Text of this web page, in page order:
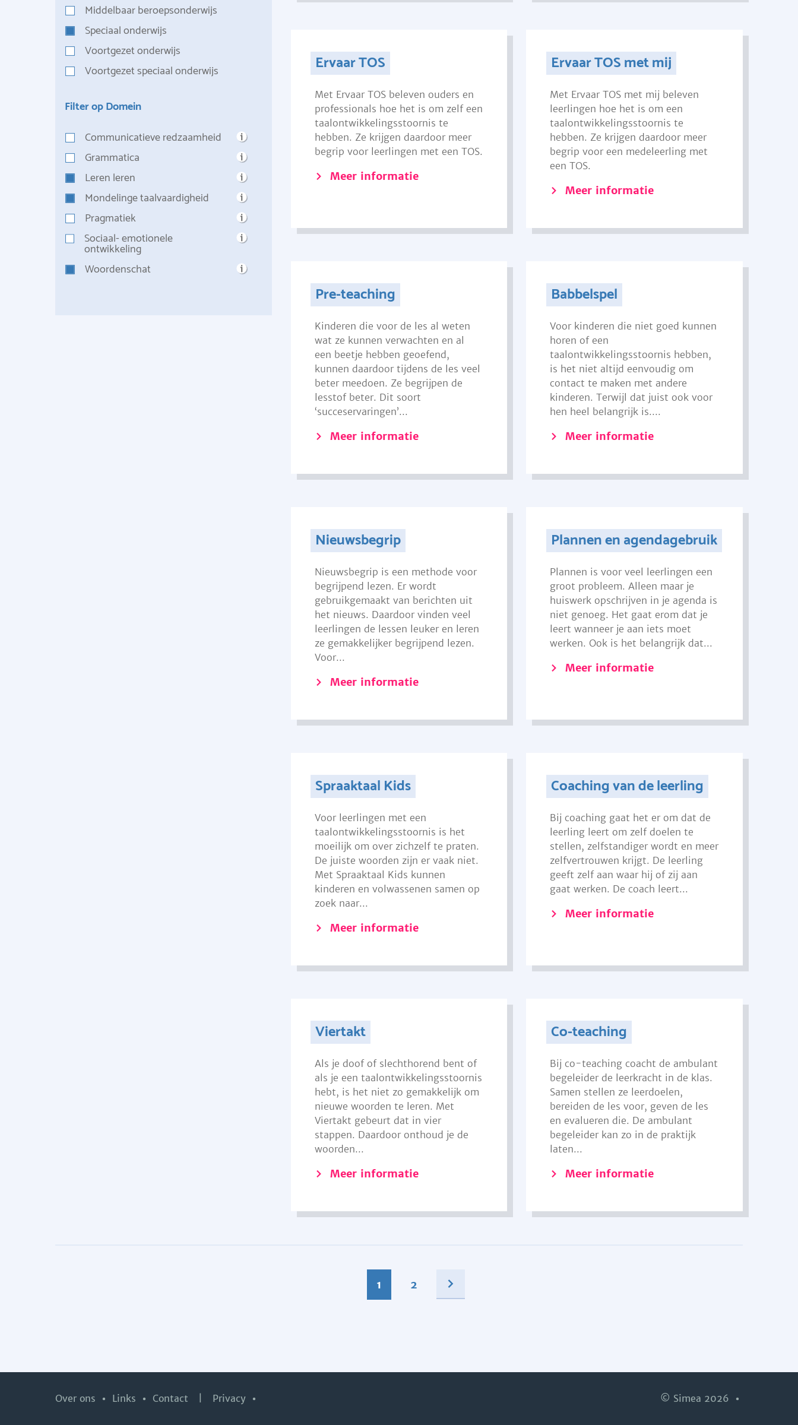
Middelbaar beroepsonderwijs
Speciaal onderwijs
Voortgezet onderwijs
Voortgezet speciaal onderwijs
Filter op Domein
Communicatieve redzaamheid
Grammatica
Leren leren
Mondelinge taalvaardigheid
Pragmatiek
Sociaal- emotionele
ontwikkeling
Woordenschat
Ervaar TOS
Met Ervaar TOS beleven ouders en
professionals hoe het is om zelf een
taalontwikkelingsstoornis te
hebben. Ze krijgen daardoor meer
begrip voor leerlingen met een TOS.
Meer informatie
Ervaar TOS met mij
Met Ervaar TOS met mij beleven
leerlingen hoe het is om een
taalontwikkelingsstoornis te
hebben. Ze krijgen daardoor meer
begrip voor een medeleerling met
een TOS.
Meer informatie
Pre-teaching
Kinderen die voor de les al weten
wat ze kunnen verwachten en al
een beetje hebben geoefend,
kunnen daardoor tijdens de les veel
beter meedoen. Ze begrijpen de
lesstof beter. Dit soort
‘succeservaringen’...
Meer informatie
Babbelspel
Voor kinderen die niet goed kunnen
horen of een
taalontwikkelingsstoornis hebben,
is het niet altijd eenvoudig om
contact te maken met andere
kinderen. Terwijl dat juist ook voor
hen heel belangrijk is....
Meer informatie
Nieuwsbegrip
Nieuwsbegrip is een methode voor
begrijpend lezen. Er wordt
gebruikgemaakt van berichten uit
het nieuws. Daardoor vinden veel
leerlingen de lessen leuker en leren
ze gemakkelijker begrijpend lezen.
Voor...
Meer informatie
Plannen en agendagebruik
Plannen is voor veel leerlingen een
groot probleem. Alleen maar je
huiswerk opschrijven in je agenda is
niet genoeg. Het gaat erom dat je
leert wanneer je aan iets moet
werken. Ook is het belangrijk dat...
Meer informatie
Spraaktaal Kids
Voor leerlingen met een
taalontwikkelingsstoornis is het
moeilijk om over zichzelf te praten.
De juiste woorden zijn er vaak niet.
Met Spraaktaal Kids kunnen
kinderen en volwassenen samen op
zoek naar...
Meer informatie
Coaching van de leerling
Bij coaching gaat het er om dat de
leerling leert om zelf doelen te
stellen, zelfstandiger wordt en meer
zelfvertrouwen krijgt. De leerling
geeft zelf aan waar hij of zij aan
gaat werken. De coach leert...
Meer informatie
Viertakt
Als je doof of slechthorend bent of
als je een taalontwikkelingsstoornis
hebt, is het niet zo gemakkelijk om
nieuwe woorden te leren. Met
Viertakt gebeurt dat in vier
stappen. Daardoor onthoud je de
woorden...
Meer informatie
Co-teaching
Bij co-teaching coacht de ambulant
begeleider de leerkracht in de klas.
Samen stellen ze leerdoelen,
bereiden de les voor, geven de les
en evalueren die. De ambulant
begeleider kan zo in de praktijk
laten...
Meer informatie
1 2
Over ons Links Contact Privacy © Simea 2026